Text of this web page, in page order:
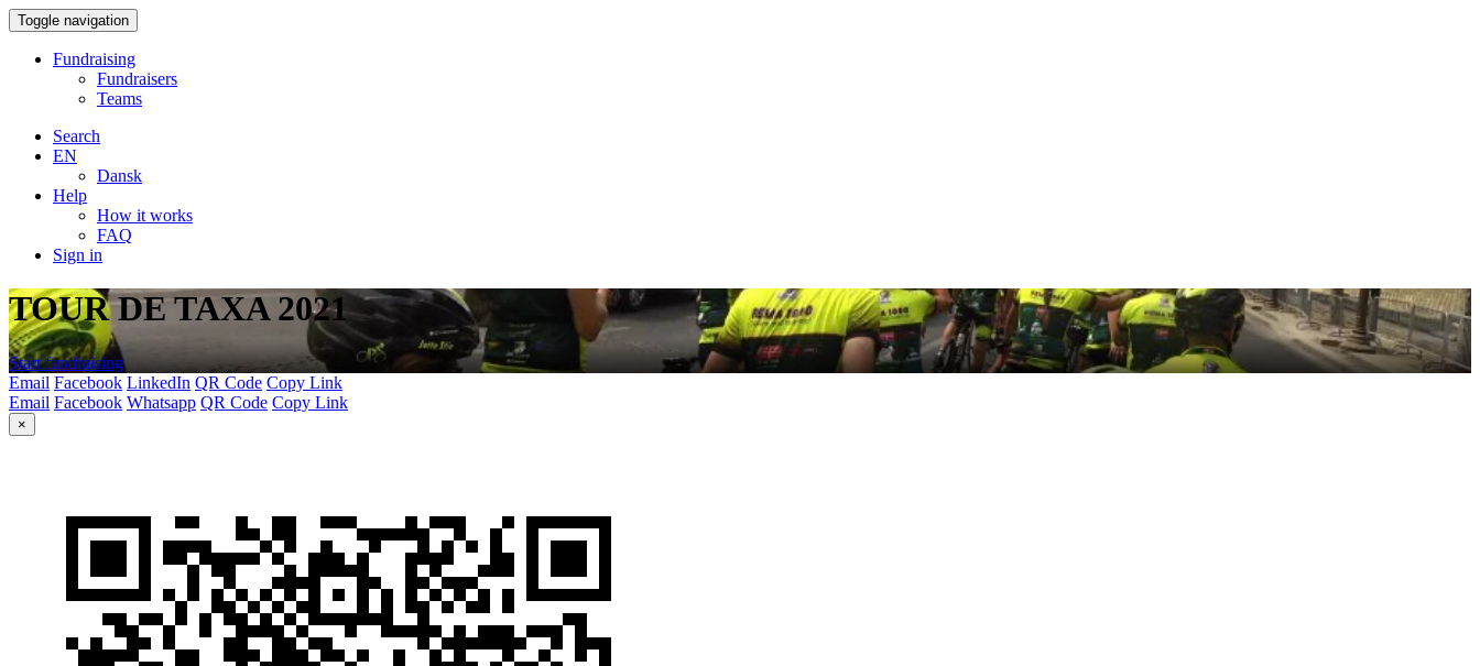
Toggle navigation
Fundraising
Fundraisers
Teams
Search
EN
Dansk
Help
How it works
FAQ
Sign in
TOUR DE TAXA 2021
Start fundraising
Email Facebook LinkedIn QR Code Copy Link
Email Facebook Whatsapp QR Code Copy Link
×